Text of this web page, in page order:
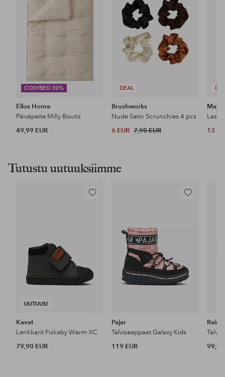
COSYBED 30%
Ellos Home
Päiväpeite Milly Boutis
49,99 EUR
DEAL
Brushworks
Nude Satin Scrunchies 4 pcs
6 EUR 7,90 EUR 13
Tutustu uutuuksiimme
UUTUUS!
Lisää
Kavat
Lenkkarit Fiskeby Warm XC
79,90 EUR
Lisää
Pajar
Talvisaappaat Galaxy Kids
119 EUR
99,95